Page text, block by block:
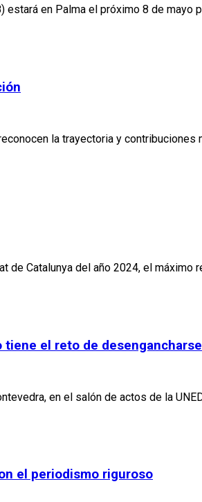
en Palma el próximo 8 de mayo
la trayectoria y
de Catalunya del año 2024, el máximo
tiene el reto de
en el salón de actos de la
el periodismo riguroso